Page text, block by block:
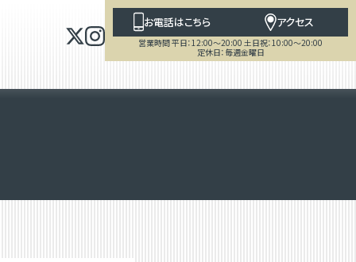
お電話はこちら アクセス
営業時間 平日：12:00～20:00 土日祝：10:00～20:00
定休日：毎週金曜日